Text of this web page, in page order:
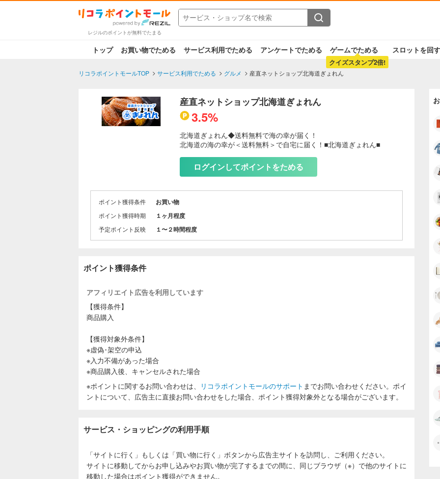
レジルのポイントが無料でたまる
トップ お買い物でためる サービス利用でためる アンケートでためる ゲームでためる
クイズスタンプ2倍!
スロットを回す
リコラポイントモールTOP サービス利用でためる グルメ 産直ネットショップ北海道ぎょれん
産直ネットショップ北海道ぎょれん
3.5%
北海道ぎょれん◆送料無料で海の幸が届く！
北海道の海の幸が＜送料無料＞で自宅に届く！■北海道ぎょれん■
ログインしてポイントをためる
ポイント獲得条件 お買い物
ポイント獲得時期 １ヶ月程度
予定ポイント反映 １〜２時間程度
ポイント獲得条件
アフィリエイト広告を利用しています
【獲得条件】
商品購入
【獲得対象外条件】
※虚偽･架空の申込
※入力不備があった場合
※商品購入後、キャンセルされた場合
※ポイントに関するお問い合わせは、
リコラポイントモールのサポート までお問い合わせください。ポイ
ントについて、広告主に直接お問い合わせをした場合、ポイント獲得対象外となる場合がございます。
サービス・ショッピングの利用手順
「サイトに行く」もしくは「買い物に行く」ボタンから広告主サイトを訪問し、ご利用ください。
サイトに移動してからお申し込みやお買い物が完了するまでの間に、同じブラウザ（※）で他のサイトに
移動した場合はポイント獲得ができません。